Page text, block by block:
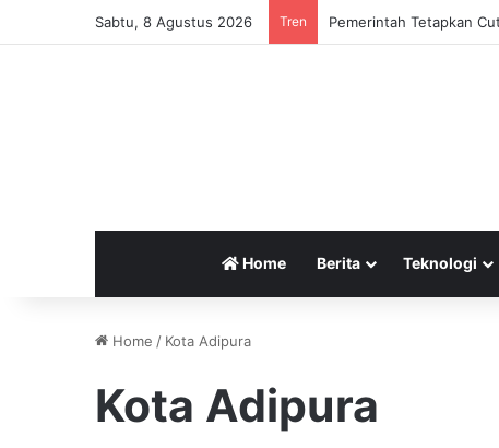
Sabtu, 8 Agustus 2026 Tren Pemerintah Tetapkan
Home Berita Teknologi
Home / Kota Adipura
Kota Adipura